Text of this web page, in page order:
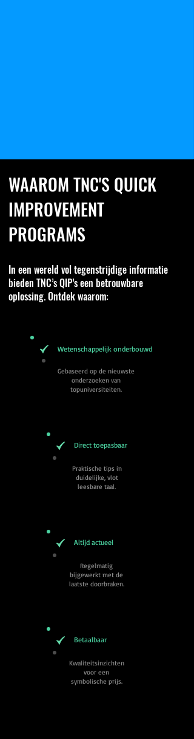
WAAROM TNC'S QUICK
IMPROVEMENT
PROGRAMS
In een wereld vol tegenstrijdige informatie
bieden TNC’s QIP’s een betrouwbare
oplossing. Ontdek waarom:
Gebaseerd op de nieuwste
onderzoeken van
topuniversiteiten.
Wetenschappelijk onderbouwd
Praktische tips in
duidelijke, vlot
leesbare taal.
Direct toepasbaar
Regelmatig
bijgewerkt met de
laatste doorbraken.
Altijd actueel
Kwaliteitsinzichten
voor een
symbolische prijs.
Betaalbaar